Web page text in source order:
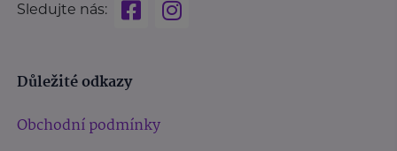
Sledujte nás:
Důležité odkazy
Obchodní podmínky